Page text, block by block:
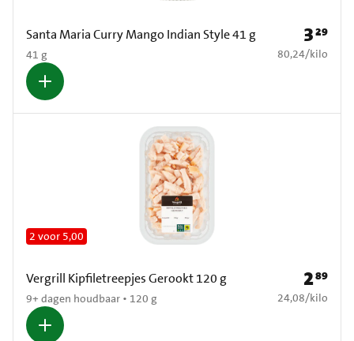
Santa Maria Curry Mango Indian Style 41 g
41 g
Prijs: €
329
€ 80,24 per kilo
80,24/kilo
Vergrill Kipfiletreepjes Gerookt 120 g
9+ dagen houdbaar • 120 g
2 voor 5,00
Prijs: €
289
€ 24,08 per kilo
24,08/kilo